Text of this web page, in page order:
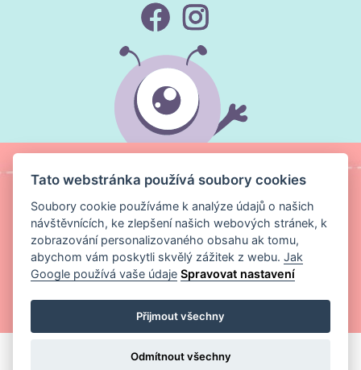
Tato webstránka používá soubory cookies
Soubory cookie používáme k analýze údajů o našich
návštěvnících, ke zlepšení našich webových stránek, k
zobrazování personalizovaného obsahu ak tomu,
abychom vám poskytli skvělý zážitek z webu.Jak
Google používá vaše údaje Spravovat nastavení
Přijmout všechny
Odmítnout všechny